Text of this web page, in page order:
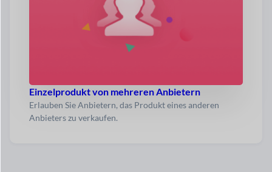
Einzelprodukt von mehreren Anbietern
Erlauben Sie Anbietern, das Produkt eines anderen
Anbieters zu verkaufen.